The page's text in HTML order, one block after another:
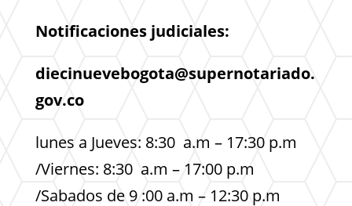
Notificaciones judiciales:
diecinuevebogota@supernotariado.
gov.co
lunes a Jueves: 8:30 a.m – 17:30 p.m
/Viernes: 8:30 a.m – 17:00 p.m
/Sabados de 9 :00 a.m – 12:30 p.m